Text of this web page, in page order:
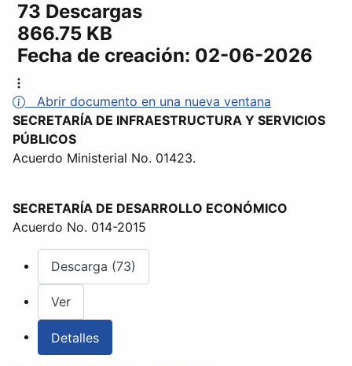
73 Descargas
866.75 KB
Fecha de creación: 02-06-2026
Abrir documento en una nueva ventana
SECRETARÍA DE INFRAESTRUCTURA Y SERVICIOS
PÚBLICOS
Acuerdo Ministerial No. 01423.
SECRETARÍA DE DESARROLLO ECONÓMICO
Acuerdo No. 014-2015
Descarga (73)
Ver
Detalles